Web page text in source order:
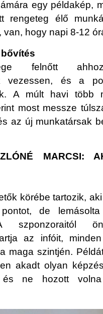
egy példakép,
rengeteg élő
van, hogy napi 8-12
felnőtt
vezessen, és a
A múlt havi több
most messze
az új munkatársak
MARCSI:
körébe tartozik,
de
szponzoraitól
az infóit,
maga szintjén.
akadt olyan
ne hozott volna